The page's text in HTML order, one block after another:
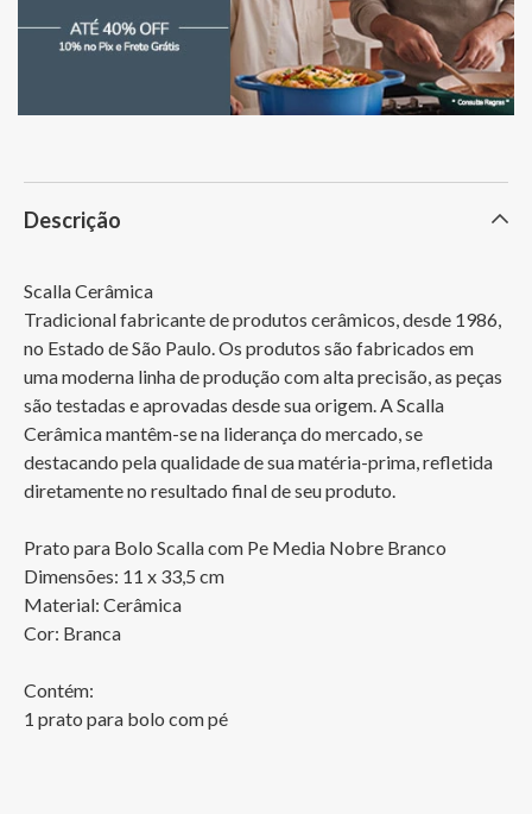
Descrição
Scalla Cerâmica
Tradicional fabricante de produtos cerâmicos, desde 1986,
no Estado de São Paulo. Os produtos são fabricados em
uma moderna linha de produção com alta precisão, as peças
são testadas e aprovadas desde sua origem. A Scalla
Cerâmica mantêm-se na liderança do mercado, se
destacando pela qualidade de sua matéria-prima, refletida
diretamente no resultado final de seu produto.
Prato para Bolo Scalla com Pe Media Nobre Branco
Dimensões: 11 x 33,5 cm
Material: Cerâmica
Cor: Branca
Contém:
1 prato para bolo com pé